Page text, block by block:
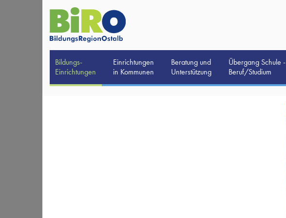
Bildungs-
Einrichtungen
Einrichtungen
in Kommunen
Beratung und
Unterstützung
Übergang Schule -
Beruf/Studium